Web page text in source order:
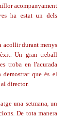
acompanyament
es ha estat un dels
acollir durant menys
èxit. Un gran treball
troba en l'acurada
que és el
director.
una setmana, un
De tota manera